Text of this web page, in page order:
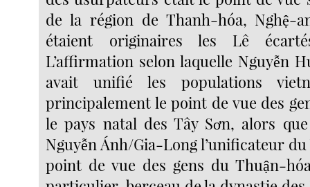
de la région de Thanh-hóa, Nghệ-
étaient originaires les Lê
L’affirmation selon laquelle Nguyễn
avait unifié les populations
principalement le point de vue des
le pays natal des Tây Sơn, alors
Nguyễn Ánh/Gia-Long l’unificateur
point de vue des gens du Thuận-